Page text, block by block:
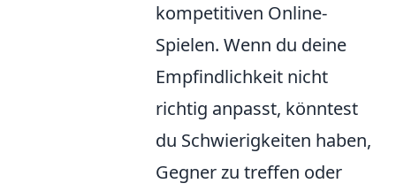
kompetitiven Online-
Spielen. Wenn du deine
Empfindlichkeit nicht
richtig anpasst, könntest
du Schwierigkeiten haben,
Gegner zu treffen oder